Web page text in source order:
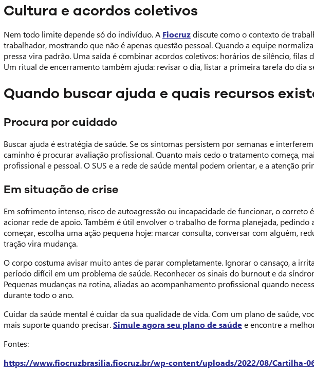
Cultura e acordos coletivos
Nem todo limite depende só do indivíduo. A Fiocruzdiscute como o contexto de
trabalhador, mostrando que não é apenas questão pessoal. Quando a equipe
pressa vira padrão. Uma saída é combinar acordos coletivos: horários de silêncio,
Um ritual de encerramento também ajuda: revisar o dia, listar a primeira tarefa do dia
Quando buscar ajuda e quais recursos
Procura por cuidado
Buscar ajuda é estratégia de saúde. Se os sintomas persistem por semanas e
caminho é procurar avaliação profissional. Quanto mais cedo o tratamento começa,
profissional e pessoal. O SUS e a rede de saúde mental podem orientar, e a atenção
Em situação de crise
Em sofrimento intenso, risco de autoagressão ou incapacidade de funcionar, o correto
acionar rede de apoio. Também é útil envolver o trabalho de forma planejada, pedindo
começar, escolha uma ação pequena hoje: marcar consulta, conversar com alguém,
tração vira mudança.
O corpo costuma avisar muito antes de parar completamente. Ignorar o cansaço, a
período difícil em um problema de saúde. Reconhecer os sinais do burnout e da
Pequenas mudanças na rotina, aliadas ao acompanhamento profissional quando
durante todo o ano.
Cuidar da saúde mental é cuidar da sua qualidade de vida. Com um plano de saúde,
mais suporte quando precisar.Simule agora seu plano de saúdee encontre a
Fontes:
https://www.fiocruzbrasilia.fiocruz.br/wp-content/uploads/2022/08/Cartilha-